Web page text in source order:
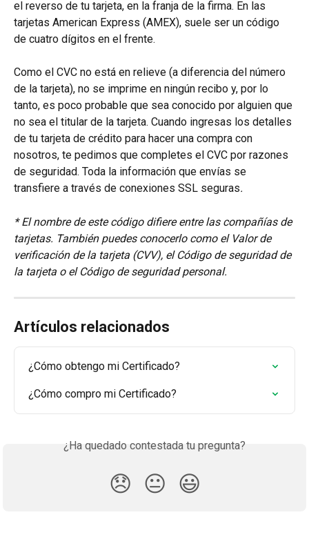
el reverso de tu tarjeta, en la franja de la firma. En las
tarjetas American Express (AMEX), suele ser un código
de cuatro dígitos en el frente.
Como el CVC no está en relieve (a diferencia del número
de la tarjeta), no se imprime en ningún recibo y, por lo
tanto, es poco probable que sea conocido por alguien que
no sea el titular de la tarjeta. Cuando ingresas los detalles
de tu tarjeta de crédito para hacer una compra con
nosotros, te pedimos que completes el CVC por razones
de seguridad. Toda la información que envías se
transfiere a través de conexiones SSL seguras.
* El nombre de este código difiere entre las compañías de
tarjetas. También puedes conocerlo como el Valor de
verificación de la tarjeta (CVV), el Código de seguridad de
la tarjeta o el Código de seguridad personal.
Artículos relacionados
¿Cómo obtengo mi Certificado?
¿Cómo compro mi Certificado?
¿Ha quedado contestada tu pregunta?
😞 😐 😃